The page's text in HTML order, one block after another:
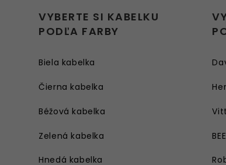
VYBERTE SI KABELKU
PODĽA FARBY
Biela kabelka
Čierna kabelka
Béžová kabelka
Zelená kabelka
Hnedá kabelka